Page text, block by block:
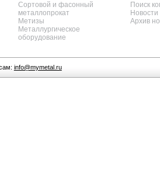
Сортовой и фасонный
металлопрокат
Метизы
Металлургическое
оборудование
Поиск
Архив
info@mymetal.ru